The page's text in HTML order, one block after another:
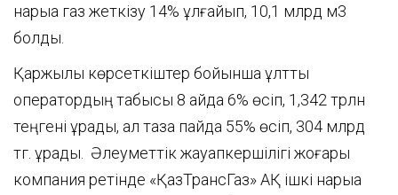
нарыққа газ жеткізу 14% ұлғайып, 10,1 млрд м3
болды.
Қаржылық көрсеткіштер бойынша ұлттық
оператордың табысы 8 айда 6% өсіп, 1,342 трлн
теңгені құрады, ал таза пайда 55% өсіп, 304 млрд
тг. құрады. Әлеуметтік жауапкершілігі жоғары
компания ретінде «ҚазТрансГаз» АҚ ішкі нарыққа